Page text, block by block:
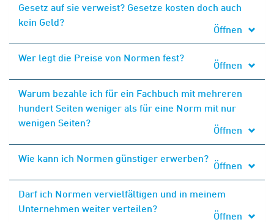
Gesetz auf sie verweist? Gesetze kosten doch auch
kein Geld?
Öffnen
Wer legt die Preise von Normen fest?
Öffnen
Warum bezahle ich für ein Fachbuch mit mehreren
hundert Seiten weniger als für eine Norm mit nur
wenigen Seiten?
Öffnen
Wie kann ich Normen günstiger erwerben?
Öffnen
Darf ich Normen vervielfältigen und in meinem
Unternehmen weiter verteilen?
Öffnen